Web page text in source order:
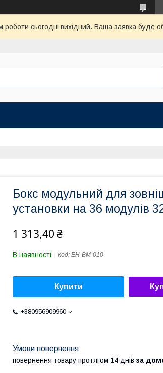
роботи сьогодні вихідний. Ваша заявка
Бокс модульний для
установки на 36 модулів
1 313,40 ₴
В наявності Код: EH-BM-010
Купити
+380956909960
повернення товару протягом 14 днів за